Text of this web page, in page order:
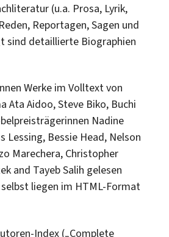
(u.a. Prosa, Lyrik,
Reportagen, Sagen und
sind detaillierte Biographien
Werke im Volltext von
Ata Aidoo, Steve Biko, Buchi
Nadine
Lessing, Bessie Head, Nelson
Marechera, Christopher
and Tayeb Salih gelesen
liegen im HTML-Format
Index („Complete